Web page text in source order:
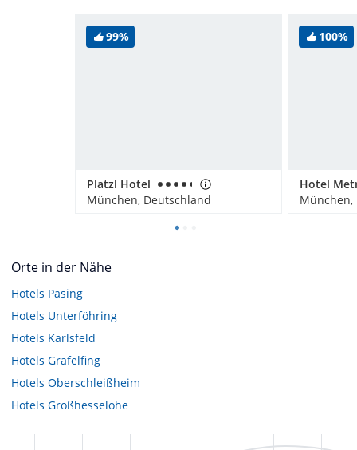
99%
Platzl Hotel
München, Deutschland
100%
Orte in der Nähe
Hotels Pasing
Hotels Unterföhring
Hotels Karlsfeld
Hotels Gräfelfing
Hotels Oberschleißheim
Hotels Großhesselohe